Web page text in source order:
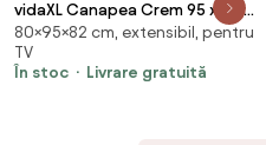
vidaXL Canapea Crem 95 x 82 x
80 cm țesătură
80×95×82 cm, extensibil, pentru
TV
În stoc
Livrare gratuită